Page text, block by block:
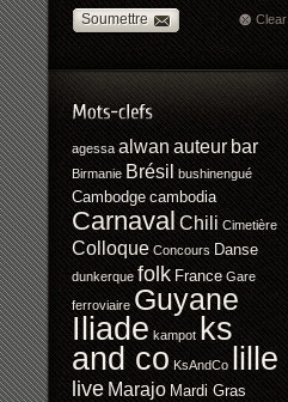
Soumettre Clear
agessa alwan auteur bar
Birmanie Brésil bushinengué
Cambodge cambodia
CarnavalChili Cimetière
Colloque Concours Danse
dunkerque folk France Gare
ferroviaire Guyane
Iliade kampot ks
and co KsAndCo lille
live Marajo Mardi Gras